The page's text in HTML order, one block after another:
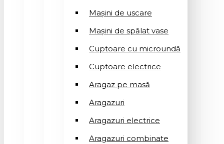
Mașini de uscare
Mașini de spălat vase
Cuptoare cu microundă
Cuptoare electrice
Aragaz pe masă
Aragazuri
Aragazuri electrice
Aragazuri combinate